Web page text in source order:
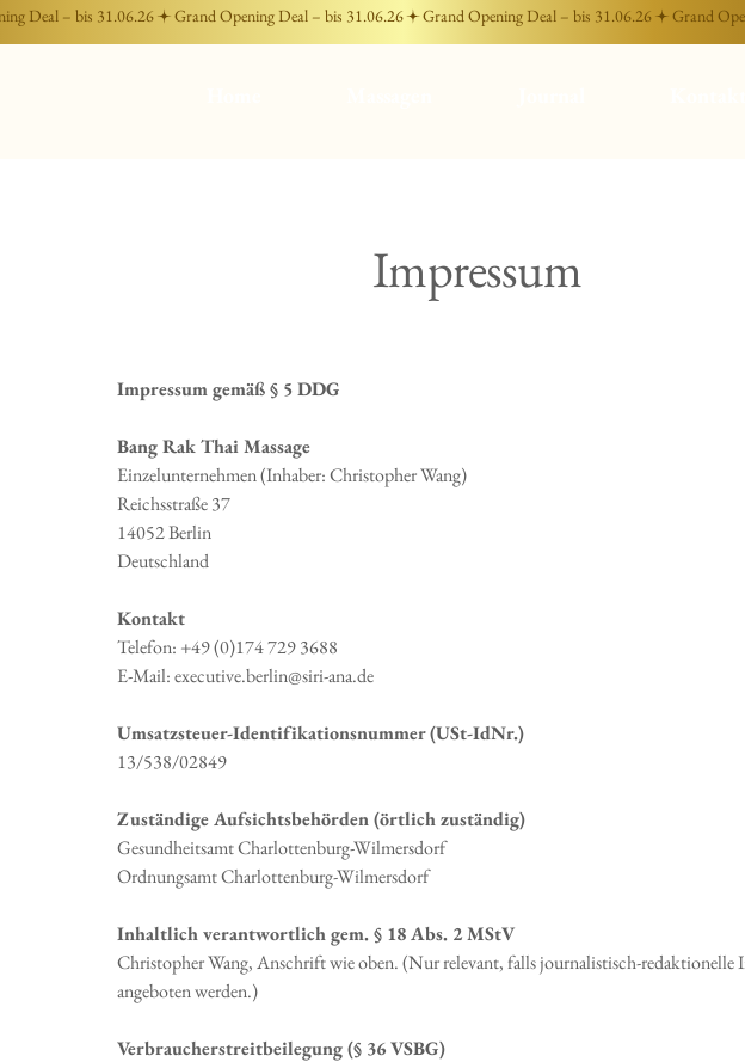
Impressum
Impressum gemäß § 5 DDG
Bang Rak Thai Massage
Einzelunternehmen (Inhaber: Christopher Wang)
Reichsstraße 37
14052 Berlin
Deutschland
Kontakt
Telefon: +49 (0)174 729 3688
E-Mail: executive.berlin@siri-ana.de
Umsatzsteuer-Identifikationsnummer (USt-IdNr.)
13/538/02849
Zuständige Aufsichtsbehörden (örtlich zuständig)
Gesundheitsamt Charlottenburg-Wilmersdorf
Ordnungsamt Charlottenburg-Wilmersdorf
Inhaltlich verantwortlich gem. § 18 Abs. 2 MStV
Christopher Wang, Anschrift wie oben. (Nur relevant, falls journalistisch-redaktionelle
angeboten werden.)
Verbraucherstreitbeilegung (§ 36 VSBG)